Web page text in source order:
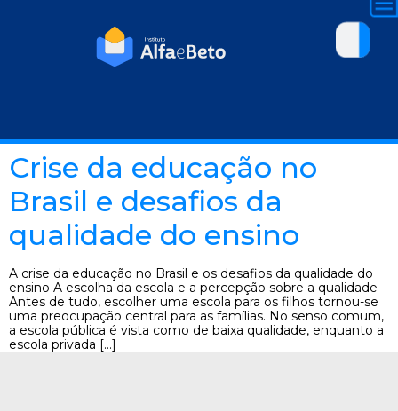
Crise da educação no
Brasil e desafios da
qualidade do ensino
A crise da educação no Brasil e os desafios da qualidade do
ensino A escolha da escola e a percepção sobre a qualidade
Antes de tudo, escolher uma escola para os filhos tornou-se
uma preocupação central para as famílias. No senso comum,
a escola pública é vista como de baixa qualidade, enquanto a
escola privada […]